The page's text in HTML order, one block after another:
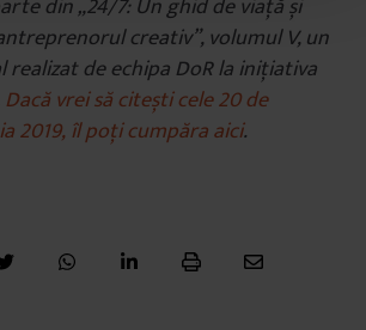
din „24/7: Un ghid de viață și
creativ”, volumul V, un
de echipa DoR la inițiativa
Dacă vrei să citești cele 20 de
2019, îl poți cumpăra aici.